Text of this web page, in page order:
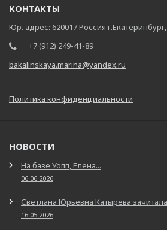
КОНТАКТЫ
Юр. адрес: 620017 Россия
+7 (912) 249-41-89
bakalinskaya.marina@yandex.ru
Политика конфиденциальности
НОВОСТИ
На базе Уопп, Елена...
06.06.2026
Светлана Юрьевна Катырева
16.05.2026